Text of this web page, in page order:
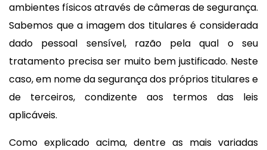
ambientes físicos através de câmeras de segurança.
Sabemos que a imagem dos titulares é considerada
dado pessoal sensível, razão pela qual o seu
tratamento precisa ser muito bem justificado. Neste
caso, em nome da segurança dos próprios titulares e
de terceiros, condizente aos termos das leis
aplicáveis.
Como explicado acima, dentre as mais variadas